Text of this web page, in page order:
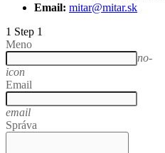
Email: mitar@mitar.sk
1 Step 1
Meno
no-
icon
Email
email
Správa